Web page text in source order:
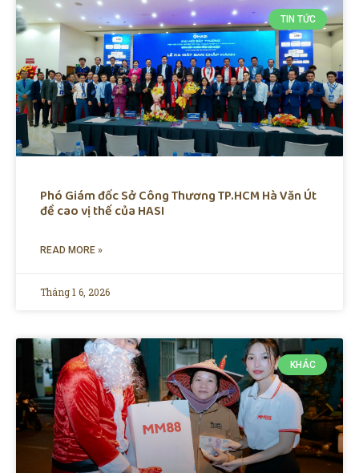
TIN TỨC
Phó Giám đốc Sở Công Thương TP.HCM Hà Văn Út
đề cao vị thế của HASI
READ MORE »
Tháng 1 6, 2026
KHÁC